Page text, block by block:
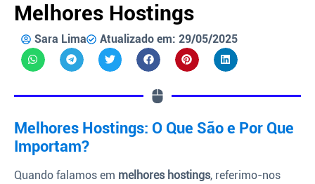
Melhores Hostings
Sara Lima Atualizado em: 29/05/2025
Melhores Hostings: O Que São e Por Que
Importam?
Quando falamos em melhores hostings, referimo-nos